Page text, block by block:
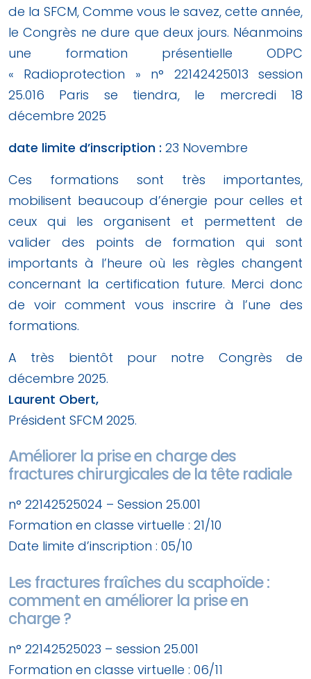
de la SFCM, Comme vous le savez, cette année,
le Congrès ne dure que deux jours. Néanmoins
une formation présentielle ODPC
« Radioprotection » n° 22142425013 session
25.016 Paris se tiendra, le mercredi 18
décembre 2025
date limite d’inscription : 23 Novembre
Ces formations sont très importantes,
mobilisent beaucoup d’énergie pour celles et
ceux qui les organisent et permettent de
valider des points de formation qui sont
importants à l’heure où les règles changent
concernant la certification future. Merci donc
de voir comment vous inscrire à l’une des
formations.
A très bientôt pour notre Congrès de
décembre 2025.
Laurent Obert,
Président SFCM 2025.
Améliorer la prise en charge des
fractures chirurgicales de la tête radiale
n° 22142525024 – Session 25.001
Formation en classe virtuelle : 21/10
Date limite d’inscription : 05/10
Les fractures fraîches du scaphoïde :
comment en améliorer la prise en
charge ?
n° 22142525023 – session 25.001
Formation en classe virtuelle : 06/11